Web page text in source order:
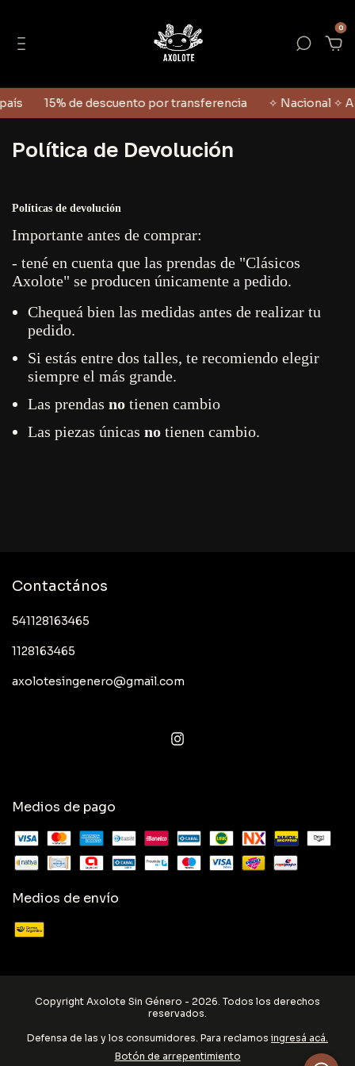
0
15% de descuento por transferencia ✧ Nacional ✧
Política de Devolución
Políticas de devolución
Importante antes de comprar:
- tené en cuenta que las prendas de "Clásicos
Axolote" se producen únicamente a pedido.
Chequeá bien las medidas antes de realizar tu
pedido.
Si estás entre dos talles, te recomiendo elegir
siempre el más grande.
Las prendas no tienen cambio
Las piezas únicas no tienen cambio.
Contactános
541128163465
1128163465
axolotesingenero@gmail.com
Medios de pago
Medios de envío
Copyright Axolote Sin Género - 2026. Todos los derechos
reservados.
Defensa de las y los consumidores. Para reclamos ingresá acá.
Botón de arrepentimiento